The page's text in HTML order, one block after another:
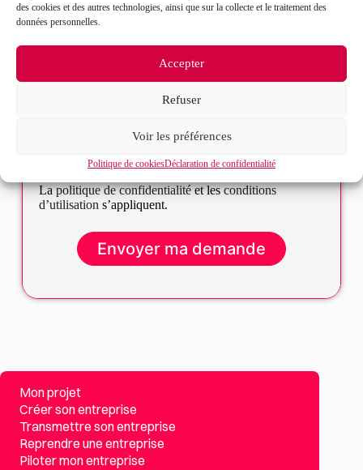
des cookies et des autres technologies, ainsi que sur la collecte et le traitement des
données personnelles.
Accepter
Refuser
Voir les préférences
Politique de cookiesDéclaration de confidentialité
J’accepte que mes données soient traitées en accord
avec la politique de confidentialité du site*
Lapolitique de confidentialitéet lesconditions
d’utilisation s’appliquent.
Mon projet
Créer son entreprise
Transmettre son entreprise
Reprendre une entreprise
Piloter mon entreprise